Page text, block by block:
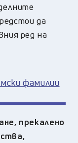
да
ред на
фамилии
прекалено